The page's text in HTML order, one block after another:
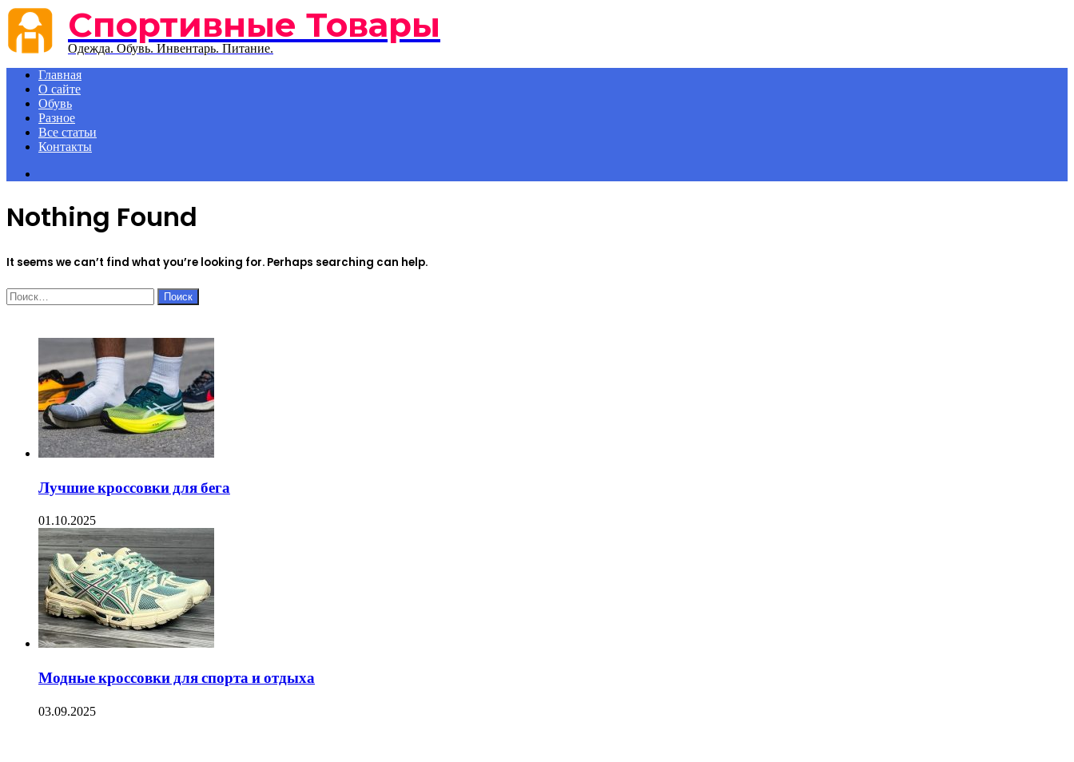
Menu Спортивные Товары
Одежда. Обувь. Инвентарь. Питание.
Главная
О сайте
Обувь
Разное
Все статьи
Контакты
Nothing Found
It seems we can’t find what you’re looking for. Perhaps searching can help.
Найти:
Лучшие кроссовки для бега
01.10.2025
Модные кроссовки для спорта и отдыха
03.09.2025